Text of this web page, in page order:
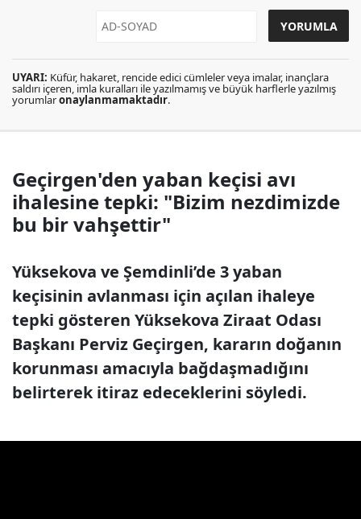
UYARI: Küfür, hakaret, rencide edici cümleler veya imalar, inançlara
saldırı içeren, imla kuralları ile yazılmamış ve büyük harflerle yazılmış
yorumlaronaylanmamaktadır.
Geçirgen'den yaban keçisi avı
ihalesine tepki: "Bizim nezdimizde
bu bir vahşettir"
Yüksekova ve Şemdinli’de 3 yaban
keçisinin avlanması için açılan ihaleye
tepki gösteren Yüksekova Ziraat Odası
Başkanı Perviz Geçirgen, kararın doğanın
korunması amacıyla bağdaşmadığını
belirterek itiraz edeceklerini söyledi.